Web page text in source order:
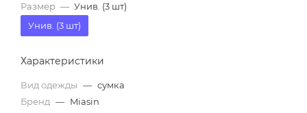
Размер — Унив. (3 шт)
Унив. (3 шт)
Характеристики
Вид одежды — сумка
Бренд — Miasin